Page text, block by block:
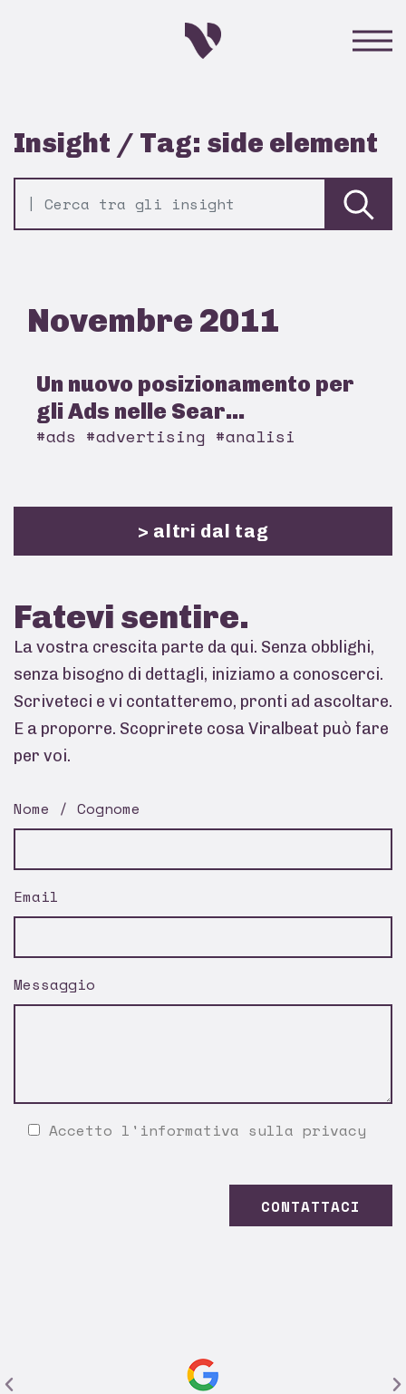
Insight / Tag: side element
Novembre 2011
Un nuovo posizionamento per
gli Ads nelle Sear...
#ads #advertising #analisi
> altri dal tag
Fatevi sentire.
La vostra crescita parte da qui. Senza obblighi,
senza bisogno di dettagli, iniziamo a conoscerci.
Scriveteci e vi contatteremo, pronti ad ascoltare.
E a proporre. Scoprirete cosa Viralbeat può fare
per voi.
Nome / Cognome
Email
Messaggio
Accetto l' informativa sulla privacy